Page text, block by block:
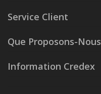
Service Client
Que Proposons-Nous
Information Credex